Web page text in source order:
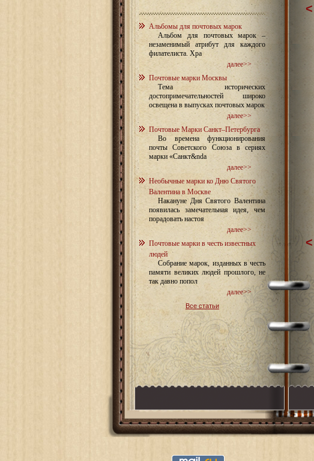
Альбомы для почтовых марок
Альбом для почтовых марок –
незаменимый атрибут для каждого
филателиста. Хра
далее>>
Почтовые марки Москвы
Тема исторических
достопримечательностей широко
освещена в выпусках почтовых марок
далее>>
Почтовые Марки Санкт–Петербурга
Во времена функционирования
почты Советского Союза в сериях
марки «Санкт&nda
далее>>
Необычные марки ко Дню Святого
Валентина в Москве
Накануне Дня Святого Валентина
появилась замечательная идея, чем
порадовать настоя
далее>>
Почтовые марки в честь известных
людей
Собрание марок, изданных в честь
памяти великих людей прошлого, не
так давно попол
далее>>
Все статьи
<
<